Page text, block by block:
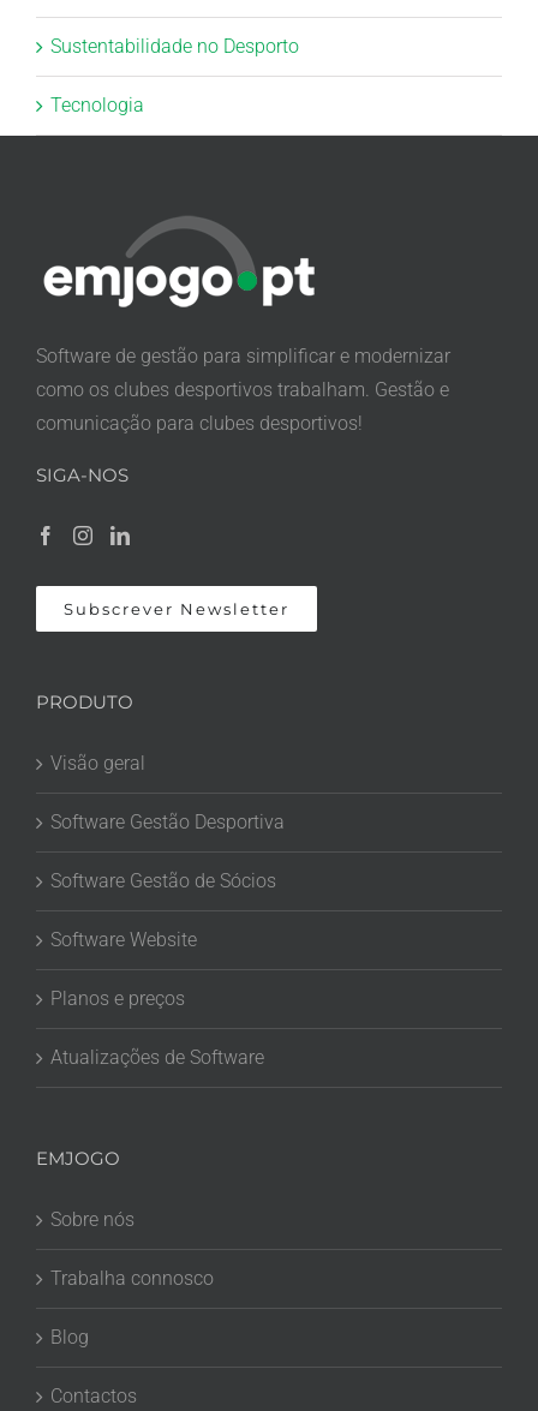
Sustentabilidade no Desporto
Tecnologia
Software de gestão para simplificar e modernizar
como os clubes desportivos trabalham. Gestão e
comunicação para clubes desportivos!
SIGA-NOS
Subscrever Newsletter
PRODUTO
Visão geral
Software Gestão Desportiva
Software Gestão de Sócios
Software Website
Planos e preços
Atualizações de Software
EMJOGO
Sobre nós
Trabalha connosco
Blog
Contactos